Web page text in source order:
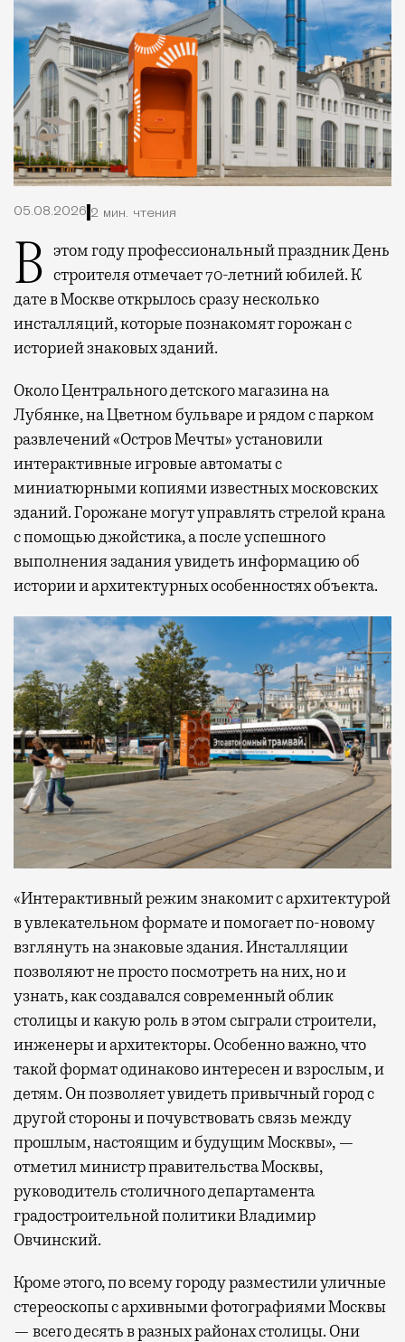
05.08.2026 2 мин. чтения
В этом году профессиональный праздник День строителя отмечает 70-летний юбилей. К
дате в Москве открылось сразу несколько
инсталляций, которые познакомят горожан с
историей знаковых зданий.
Около Центрального детского магазина на
Лубянке, на Цветном бульваре и рядом с парком
развлечений «Остров Мечты» установили
интерактивные игровые автоматы с
миниатюрными копиями известных московских
зданий. Горожане могут управлять стрелой крана
с помощью джойстика, а после успешного
выполнения задания увидеть информацию об
истории и архитектурных особенностях объекта.
«Интерактивный режим знакомит с архитектурой
в увлекательном формате и помогает по-новому
взглянуть на знаковые здания. Инсталляции
позволяют не просто посмотреть на них, но и
узнать, как создавался современный облик
столицы и какую роль в этом сыграли строители,
инженеры и архитекторы. Особенно важно, что
такой формат одинаково интересен и взрослым, и
детям. Он позволяет увидеть привычный город с
другой стороны и почувствовать связь между
прошлым, настоящим и будущим Москвы», —
отметил министр правительства Москвы,
руководитель столичного департамента
градостроительной политики Владимир
Овчинский.
Кроме этого, по всему городу разместили уличные
стереоскопы с архивными фотографиями Москвы
— всего десять в разных районах столицы. Они